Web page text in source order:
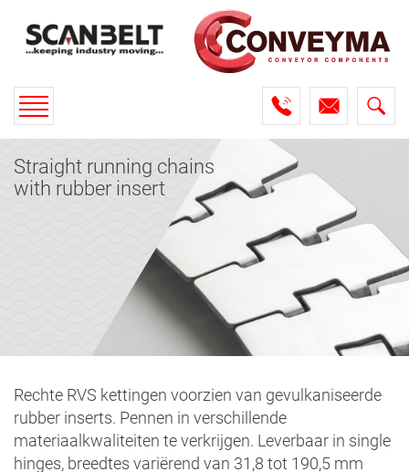
Toggle
navigation
Straight running chains
with rubber insert
Rechte RVS kettingen voorzien van gevulkaniseerde
rubber inserts. Pennen in verschillende
materiaalkwaliteiten te verkrijgen. Leverbaar in single
hinges, breedtes variërend van 31,8 tot 190,5 mm